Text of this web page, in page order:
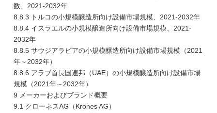
数、2021-2032年
8.8.3 トルコの小規模醸造所向け設備市場規模、2021-2032年
8.8.4 イスラエルの小規模醸造所向け設備市場規模、2021-
2032年
8.8.5 サウジアラビアの小規模醸造所向け設備市場規模（2021
年～2032年）
8.8.6 アラブ首長国連邦（UAE）の小規模醸造所向け設備市場
規模（2021年～2032年）
9 メーカーおよびブランド概要
9.1 クローネスAG（Krones AG）